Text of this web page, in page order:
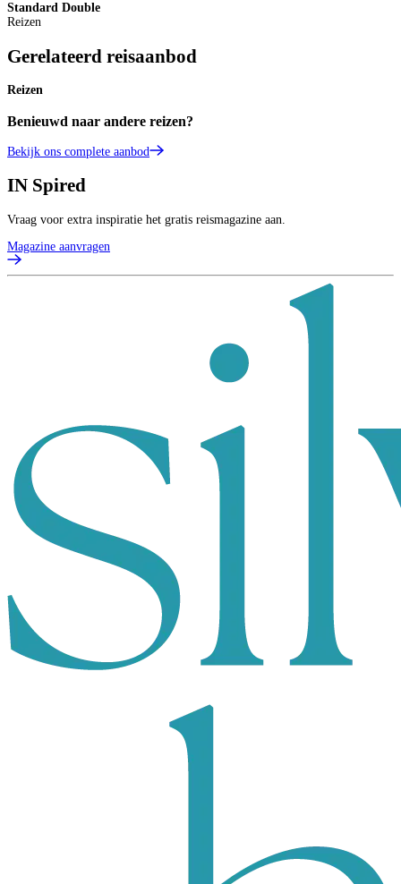
Standard Double
Reizen
Gerelateerd reisaanbod
Reizen
Benieuwd naar andere reizen?
Bekijk ons complete aanbod
IN Spired
Vraag voor extra inspiratie het gratis reismagazine aan.
Magazine aanvragen